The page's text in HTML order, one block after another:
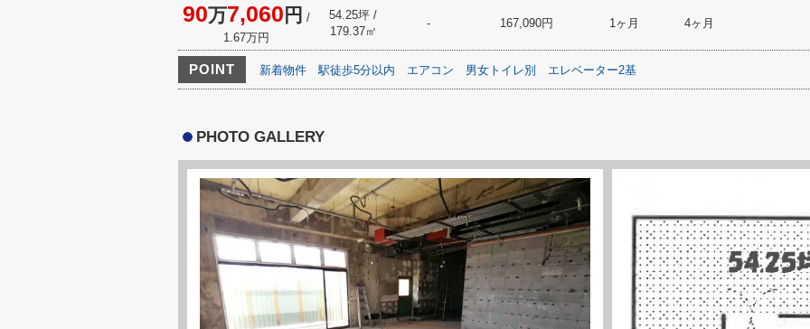
90万7,060 円 /
1.67万円
54.25坪 /
179.37㎡
- 167,090円 1ヶ月 4ヶ月
POINT 新着物件 駅徒歩5分以内 エアコン 男女トイレ別 エレベーター2基
PHOTO GALLERY